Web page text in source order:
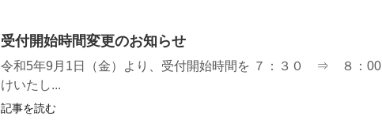
受付開始時間変更のお知らせ
令和5年9月1日（金）より、受付開始時間を ７：３０ ⇒ ８：00
けいたし...
記事を読む